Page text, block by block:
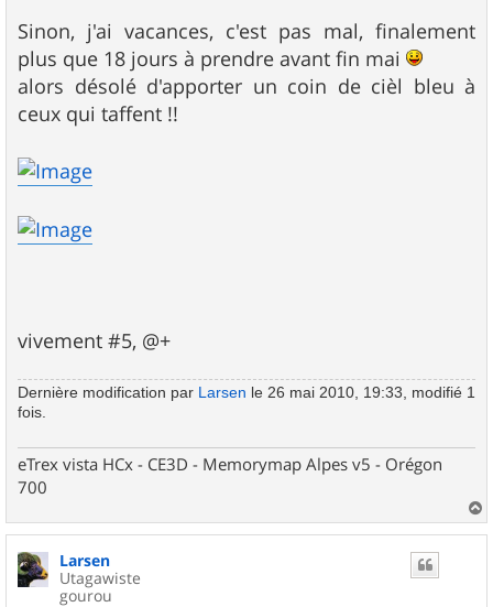
Sinon, j'ai vacances, c'est pas mal, finalement
plus que 18 jours à prendre avant fin mai
alors désolé d'apporter un coin de cièl bleu à
ceux qui taffent !!
vivement #5, @+
Dernière modification par Larsen le 26 mai 2010, 19:33, modifié 1
fois.
eTrex vista HCx - CE3D - Memorymap Alpes v5 - Orégon
700
a
u
Larsen
Utagawiste
gourou